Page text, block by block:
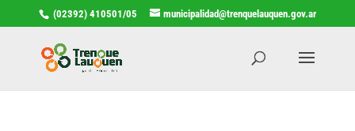
(02392) 410501/05 municipalidad@trenquelauquen.gov.ar